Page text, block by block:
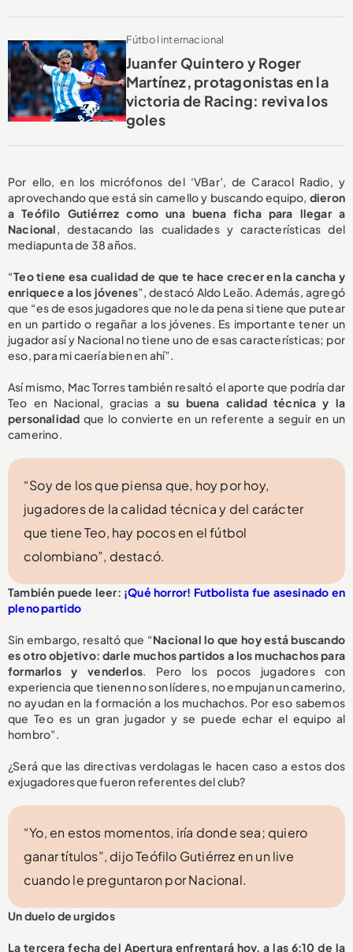
Fútbol internacional
Juanfer Quintero y Roger
Martínez, protagonistas en la
victoria de Racing: reviva los
goles
Por ello, en los micrófonos del ‘VBar’, de Caracol Radio, y
aprovechando que está sin camello y buscando equipo, dieron
a Teófilo Gutiérrez como una buena ficha para llegar a
Nacional, destacando las cualidades y características del
mediapunta de 38 años.
“Teo tiene esa cualidad de que te hace crecer en la cancha y
enriquece a los jóvenes”, destacó Aldo Leão. Además, agregó
que “es de esos jugadores que no le da pena si tiene que putear
en un partido o regañar a los jóvenes. Es importante tener un
jugador así y Nacional no tiene uno de esas características; por
eso, para mi caería bien en ahí”.
Así mismo, Mac Torres también resaltó el aporte que podría dar
Teo en Nacional, gracias asu buena calidad técnica y la
personalidad que lo convierte en un referente a seguir en un
camerino.
“Soy de los que piensa que, hoy por hoy,
jugadores de la calidad técnica y del carácter
que tiene Teo, hay pocos en el fútbol
colombiano”, destacó.
También puede leer: ¡Qué horror! Futbolista fue asesinado en
pleno partido
Sin embargo, resaltó que “Nacional lo que hoy está buscando
es otro objetivo: darle muchos partidos a los muchachos para
formarlos y venderlos. Pero los pocos jugadores con
experiencia que tienen no son líderes, no empujan un camerino,
no ayudan en la formación a los muchachos. Por eso sabemos
que Teo es un gran jugador y se puede echar el equipo al
hombro”.
¿Será que las directivas verdolagas le hacen caso a estos dos
exjugadores que fueron referentes del club?
“Yo, en estos momentos, iría donde sea; quiero
ganar títulos”, dijo Teófilo Gutiérrez en un live
cuando le preguntaron por Nacional.
Un duelo de urgidos
La tercera fecha del Apertura enfrentará hoy, a las 6:10 de la